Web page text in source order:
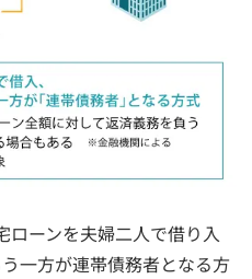
ローンを夫婦二人で借り入
一方が連帯債務者となる方